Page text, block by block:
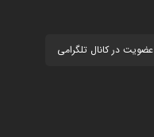
عضویت در کانال تلگرامی